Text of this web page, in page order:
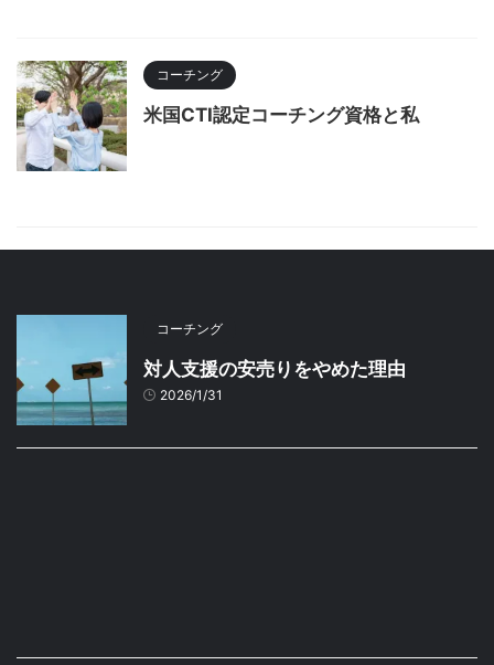
コーチング
米国CTI認定コーチング資格と私
コーチング
対人支援の安売りをやめた理由
2026/1/31